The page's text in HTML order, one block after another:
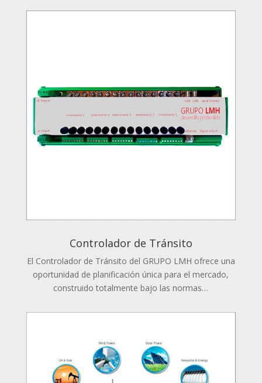
Controlador de Tránsito
El Controlador de Tránsito del GRUPO LMH ofrece una
oportunidad de planificación única para el mercado,
construido totalmente bajo las normas…